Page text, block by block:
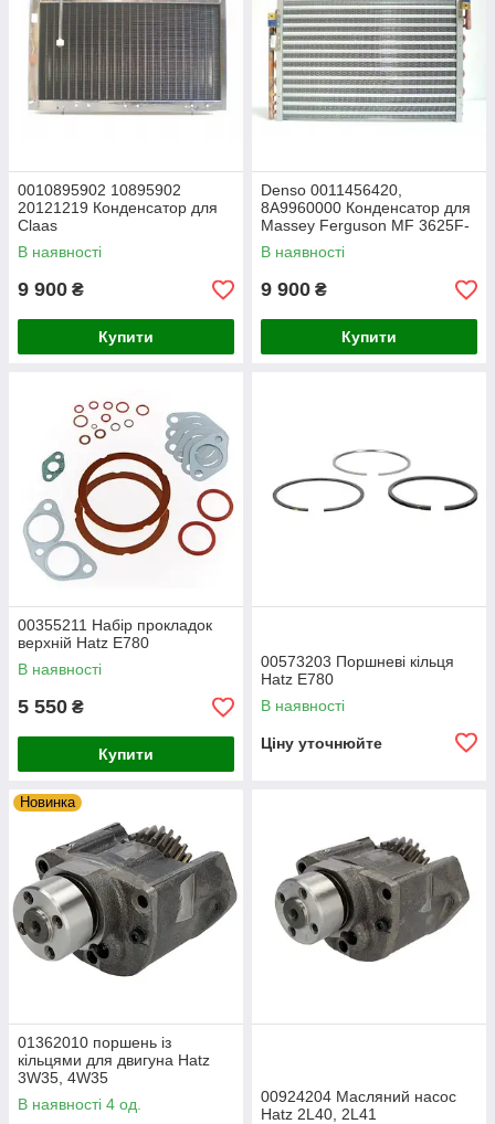
0010895902 10895902
20121219 Конденсатор для
Claas
В наявності
9 900 ₴
Купити
Denso 0011456420,
8A9960000 Конденсатор для
Massey Ferguson MF 3625F-
3660V
В наявності
9 900 ₴
Купити
00355211 Набір прокладок
верхній Hatz E780
В наявності
5 550 ₴
Купити
00573203 Поршневі кільця
Hatz E780
В наявності
Ціну уточнюйте
Новинка
01362010 поршень із
кільцями для двигуна Hatz
3W35, 4W35
В наявності 4 од.
00924204 Масляний насос
Hatz 2L40, 2L41